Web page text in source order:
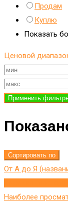
Продам
Куплю
Показать
Ценовой
Применить
Сортировать по
От А до Я
Наиболее